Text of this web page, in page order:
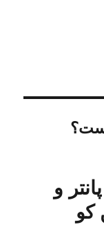
و
کو